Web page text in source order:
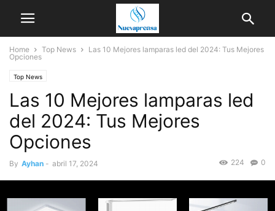
Home Top News
Las 10 Mejores lamparas led del 2024: Tus Mejores
Opciones
Top News
Las 10 Mejores lamparas led
del 2024: Tus Mejores
Opciones
By Ayhan - abril 17, 2024 0
224